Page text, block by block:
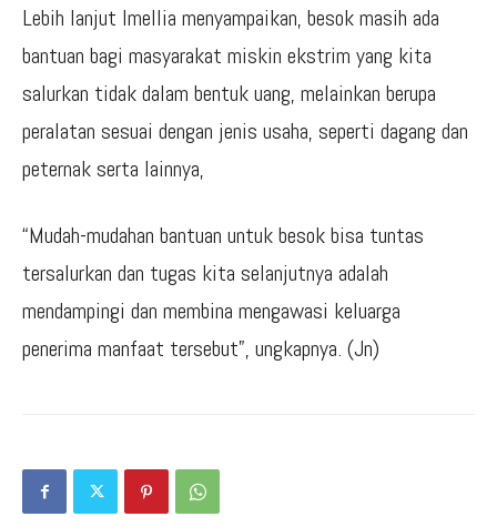
Lebih lanjut Imellia menyampaikan, besok masih ada
bantuan bagi masyarakat miskin ekstrim yang kita
salurkan tidak dalam bentuk uang, melainkan berupa
peralatan sesuai dengan jenis usaha, seperti dagang dan
peternak serta lainnya,
“Mudah-mudahan bantuan untuk besok bisa tuntas
tersalurkan dan tugas kita selanjutnya adalah
mendampingi dan membina mengawasi keluarga
penerima manfaat tersebut”, ungkapnya. (Jn)